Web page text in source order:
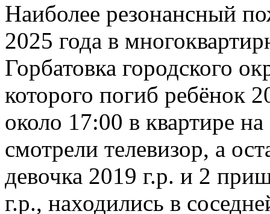
Наиболее резонансный
2025 года в
Горбатовка городского
которого погиб ребёнок
около 17:00 в квартире
смотрели телевизор, а
девочка 2019 г.р. и 2
г.р., находились в